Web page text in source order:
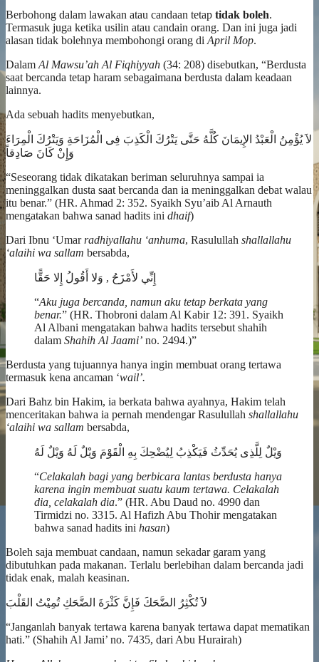
Berbohong dalam lawakan atau candaan tetap tidak boleh.
Termasuk juga ketika usilin atau candain orang. Dan ini juga jadi
alasan tidak bolehnya membohongi orang di April Mop.
Dalam Al Mawsu’ah Al Fiqhiyyah (34: 208) disebutkan, “Berdusta
saat bercanda tetap haram sebagaimana berdusta dalam keadaan
lainnya.
Ada sebuah hadits menyebutkan,
لاَ يُؤْمِنُ الْعَبْدُ الإِيمَانَ كُلَّهُ حَتَّى يَتْرُكَ الْكَذِبَ فِى الْمُزَاحَةِ وَيَتْرُكَ الْمِرَاءَ
وَإِنْ كَانَ صَادِقاً
“Seseorang tidak dikatakan beriman seluruhnya sampai ia
meninggalkan dusta saat bercanda dan ia meninggalkan debat walau
itu benar.” (HR. Ahmad 2: 352. Syaikh Syu’aib Al Arnauth
mengatakan bahwa sanad hadits ini dhaif)
Dari Ibnu ‘Umarradhiyallahu ‘anhuma, Rasulullah shallallahu
‘alaihi wa sallam bersabda,
إِنِّي لأَمْزَحُ , وَلا أَقُولُ إِلا حَقًّا
“Aku juga bercanda, namun aku tetap berkata yang
benar.” (HR. Thobroni dalam Al Kabir 12: 391. Syaikh
Al Albani mengatakan bahwa hadits tersebut shahih
dalam Shahih Al Jaami’ no. 2494.)”
Berdusta yang tujuannya hanya ingin membuat orang tertawa
termasuk kena ancaman ‘wail’.
Dari Bahz bin Hakim, ia berkata bahwa ayahnya, Hakim telah
menceritakan bahwa ia pernah mendengar Rasulullah shallallahu
‘alaihi wa sallam bersabda,
وَيْلٌ لِلَّذِى يُحَدِّثُ فَيَكْذِبُ لِيُضْحِكَ بِهِ الْقَوْمَ وَيْلٌ لَهُ وَيْلٌ لَهُ
“Celakalah bagi yang berbicara lantas berdusta hanya
karena ingin membuat suatu kaum tertawa. Celakalah
dia, celakalah dia.” (HR. Abu Daud no. 4990 dan
Tirmidzi no. 3315. Al Hafizh Abu Thohir mengatakan
bahwa sanad hadits ini hasan)
Boleh saja membuat candaan, namun sekadar garam yang
dibutuhkan pada makanan. Terlalu berlebihan dalam bercanda jadi
tidak enak, malah keasinan.
لاَ تُكْثِرُ الضَّحَكَ فَإِنَّ كَثْرَةَ الضَّحَكِ تُمِيْتُ القَلْبَ
“Janganlah banyak tertawa karena banyak tertawa dapat mematikan
hati.” (Shahih Al Jami’ no. 7435, dari Abu Hurairah)